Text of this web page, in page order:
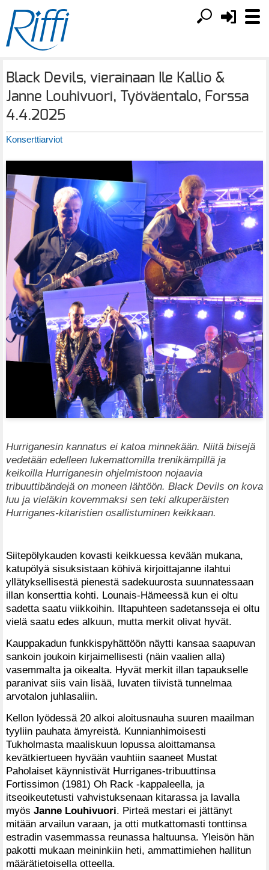
Black Devils, vierainaan Ile Kallio &
Janne Louhivuori, Työväentalo, Forssa
4.4.2025
Konserttiarviot
Hurriganesin kannatus ei katoa minnekään. Niitä biisejä
vedetään edelleen lukemattomilla trenikämpillä ja
keikoilla Hurriganesin ohjelmistoon nojaavia
tribuuttibändejä on moneen lähtöön. Black Devils on kova
luu ja vieläkin kovemmaksi sen teki alkuperäisten
Hurriganes-kitaristien osallistuminen keikkaan.
Siitepölykauden kovasti keikkuessa kevään mukana,
katupölyä sisuksistaan köhivä kirjoittajanne ilahtui
yllätyksellisestä pienestä sadekuurosta suunnatessaan
illan konserttia kohti. Lounais-Hämeessä kun ei oltu
sadetta saatu viikkoihin. Iltapuhteen sadetansseja ei oltu
vielä saatu edes alkuun, mutta merkit olivat hyvät.
Kauppakadun funkkispyhättöön näytti kansaa saapuvan
sankoin joukoin kirjaimellisesti (näin vaalien alla)
vasemmalta ja oikealta. Hyvät merkit illan tapaukselle
paranivat siis vain lisää, luvaten tiivistä tunnelmaa
arvotalon juhlasaliin.
Kellon lyödessä 20 alkoi aloitusnauha suuren maailman
tyyliin pauhata ämyreistä. Kunnianhimoisesti
Tukholmasta maaliskuun lopussa aloittamansa
kevätkiertueen hyvään vauhtiin saaneet Mustat
Paholaiset käynnistivät Hurriganes-tribuuttinsa
Fortissimon (1981) Oh Rack -kappaleella, ja
itseoikeutetusti vahvistuksenaan kitarassa ja lavalla
myös Janne Louhivuori. Pirteä mestari ei jättänyt
mitään arvailun varaan, ja otti mutkattomasti tonttinsa
estradin vasemmassa reunassa haltuunsa. Yleisön hän
pakotti mukaan meininkiin heti, ammattimiehen hallitun
määrätietoisella otteella.